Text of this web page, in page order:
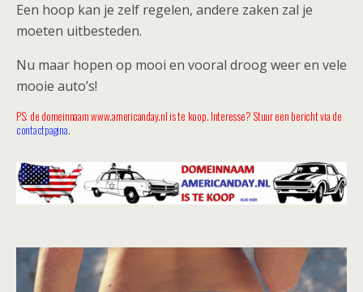
Een hoop kan je zelf regelen, andere zaken zal je
moeten uitbesteden.
Nu maar hopen op mooi en vooral droog weer en vele
mooie auto’s!
PS: de domeinnaam www.americanday.nl is te koop. Interesse? Stuur een bericht via de
contactpagina.